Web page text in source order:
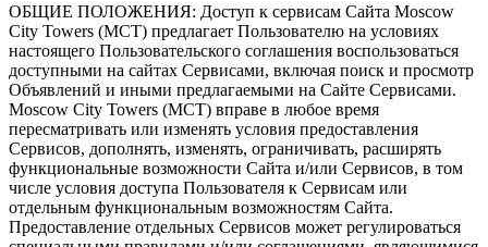
ОБЩИЕ ПОЛОЖЕНИЯ: Доступ к сервисам Сайта Moscow
City Towers (МСТ) предлагает Пользователю на условиях
настоящего Пользовательского соглашения воспользоваться
доступными на сайтах Сервисами, включая поиск и просмотр
Объявлений и иными предлагаемыми на Сайте Сервисами.
Moscow City Towers (МСТ) вправе в любое время
пересматривать или изменять условия предоставления
Сервисов, дополнять, изменять, ограничивать, расширять
функциональные возможности Сайта и/или Сервисов, в том
числе условия доступа Пользователя к Сервисам или
отдельным функциональным возможностям Сайта.
Предоставление отдельных Сервисов может регулироваться